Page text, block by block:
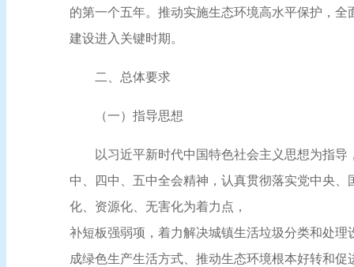
的第一个五年。推动实施生态环境高水平保护，
建设进入关键时期。
二、总体要求
（一）指导思想
以习近平新时代中国特色社会主义思想为指
中、四中、五中全会精神，认真贯彻落实党中央
化、资源化、无害化为着力点，
补短板强弱项，着力解决城镇生活垃圾分类和处
成绿色生产生活方式、推动生态环境根本好转和